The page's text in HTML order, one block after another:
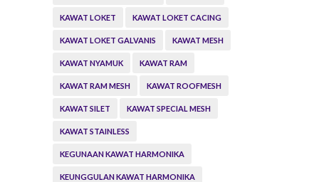
KAWAT LOKET KAWAT LOKET CACING
KAWAT LOKET GALVANIS KAWAT MESH
KAWAT NYAMUK KAWAT RAM
KAWAT RAM MESH KAWAT ROOFMESH
KAWAT SILET KAWAT SPECIAL MESH
KAWAT STAINLESS
KEGUNAAN KAWAT HARMONIKA
KEUNGGULAN KAWAT HARMONIKA